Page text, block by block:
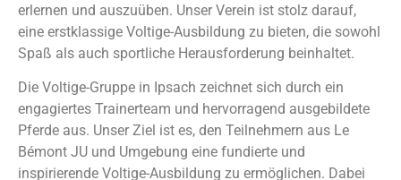
erlernen und auszuüben. Unser Verein ist stolz darauf,
eine erstklassige Voltige-Ausbildung zu bieten, die sowohl
Spaß als auch sportliche Herausforderung beinhaltet.
Die Voltige-Gruppe in Ipsach zeichnet sich durch ein
engagiertes Trainerteam und hervorragend ausgebildete
Pferde aus. Unser Ziel ist es, den Teilnehmern aus Le
Bémont JU und Umgebung eine fundierte und
inspirierende Voltige-Ausbildung zu ermöglichen. Dabei